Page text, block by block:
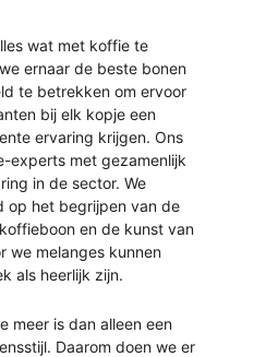
wat met koffie te
ernaar de beste bonen
te betrekken om ervoor
bij elk kopje een
ervaring krijgen. Ons
experts met gezamenlijk
in de sector. We
op het begrijpen van de
en de kunst van
we melanges kunnen
als heerlijk zijn.
meer is dan alleen een
Daarom doen we er